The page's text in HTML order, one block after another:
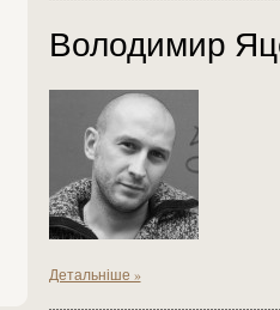
Володимир
Детальніше »